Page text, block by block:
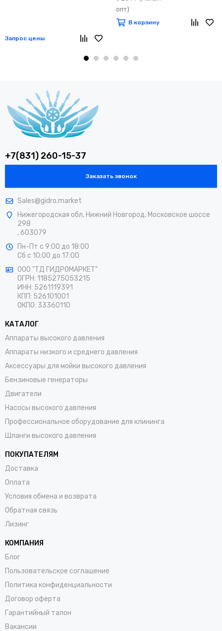
Запрос цены
опт)
В корзину
+7(831) 260-15-37
Заказать звонок
Sales@gidro.market
Нижегородская обл, Нижний Новгород, Московское шоссе
298
, 603079
Пн-Пт с 9:00 до 18:00
Сб с 10:00 до 17:00
ООО "ТД ГИДРОМАРКЕТ"
ОГРН: 1185275053215
ИНН: 5261119391
КПП: 526101001
ОКПО: 33360110
КАТАЛОГ
Аппараты высокого давления
Аппараты низкого и среднего давления
Аксессуары для мойки высокого давления
Бензиновые генераторы
Двигатели
Насосы высокого давления
Профессиональное оборудование для клининга
Шланги высокого давления
ПОКУПАТЕЛЯМ
Доставка
Оплата
Условия обмена и возврата
Обратная связь
Лизинг
КОМПАНИЯ
Блог
Пользовательское соглашение
Политика конфиденциальности
Договор оферта
Гарантийный талон
Вакансии